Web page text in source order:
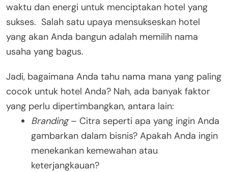
waktu dan energi untuk menciptakan hotel yang
sukses. Salah satu upaya mensukseskan hotel
yang akan Anda bangun adalah memilih nama
usaha yang bagus.
Jadi, bagaimana Anda tahu nama mana yang paling
cocok untuk hotel Anda? Nah, ada banyak faktor
yang perlu dipertimbangkan, antara lain:
Branding– Citra seperti apa yang ingin Anda
gambarkan dalam bisnis? Apakah Anda ingin
menekankan kemewahan atau
keterjangkauan?